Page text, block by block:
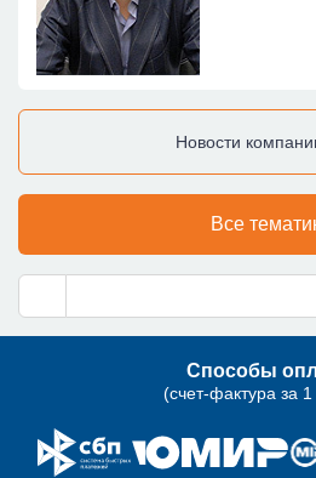
Новости
Все
Способы
(счет-фактура за